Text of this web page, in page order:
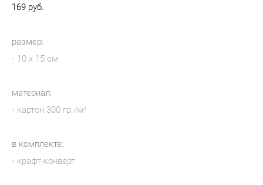
169 pуб.
размер:
· 10 х 15 см
материал:
· картон 300 гр./м²
в комплекте:
· крафт-конверт